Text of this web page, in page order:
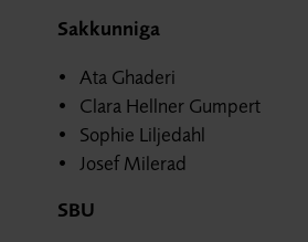
Sakkunniga
Ata Ghaderi
Clara Hellner Gumpert
Sophie Liljedahl
Josef Milerad
SBU